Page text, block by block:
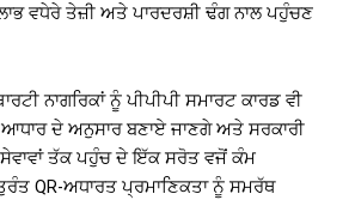
ਵਧੇਰੇ ਤੇਜ਼ੀ ਅਤੇ ਪਾਰਦਰਸ਼ੀ ਢੰਗ ਨਾਲ ਪਹੁੰਚਣ
ਨਾਗਰਿਕਾਂ ਨੂੰ ਪੀਪੀਪੀ ਸਮਾਰਟ ਕਾਰਡ ਵੀ
ਆਧਾਰ ਦੇ ਅਨੁਸਾਰ ਬਣਾਏ ਜਾਣਗੇ ਅਤੇ ਸਰਕਾਰੀ
ਤੱਕ ਪਹੁੰਚ ਦੇ ਇੱਕ ਸਰੋਤ ਵਜੋਂ ਕੰਮ
QR-ਅਧਾਰਤ ਪ੍ਰਮਾਣਿਕਤਾ ਨੂੰ ਸਮਰੱਥ